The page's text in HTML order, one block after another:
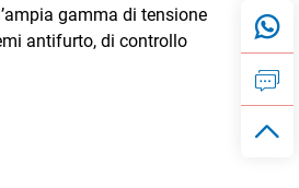
gamma di tensione
antifurto, di controllo